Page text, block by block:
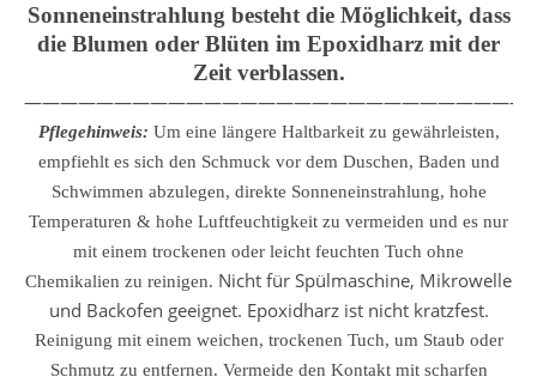
Sonneneinstrahlung besteht die Möglichkeit, dass
die Blumen oder Blüten im Epoxidharz mit der
Zeit verblassen.
Pflegehinweis: Um eine längere Haltbarkeit zu gewährleisten,
empfiehlt es sich den Schmuck vor dem Duschen, Baden und
Schwimmen abzulegen, direkte Sonneneinstrahlung, hohe
Temperaturen & hohe Luftfeuchtigkeit zu vermeiden und es nur
mit einem trockenen oder leicht feuchten Tuch ohne
Chemikalien zu reinigen. Nicht für Spülmaschine, Mikrowelle
und Backofen geeignet. Epoxidharz ist nicht kratzfest.
Reinigung mit einem weichen, trockenen Tuch, um Staub oder
Schmutz zu entfernen. Vermeide den Kontakt mit scharfen